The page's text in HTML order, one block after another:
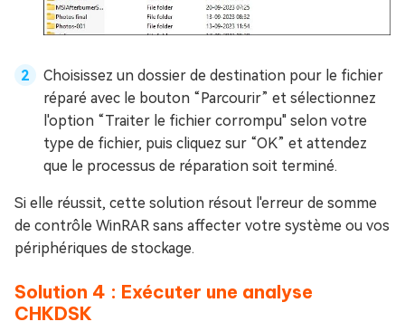
Choisissez un dossier de destination pour le fichier
réparé avec le bouton “Parcourir” et sélectionnez
l'option “Traiter le fichier corrompu" selon votre
type de fichier, puis cliquez sur “OK” et attendez
que le processus de réparation soit terminé.
Si elle réussit, cette solution résout l'erreur de somme
de contrôle WinRAR sans affecter votre système ou vos
périphériques de stockage.
Solution 4 : Exécuter une analyse
CHKDSK